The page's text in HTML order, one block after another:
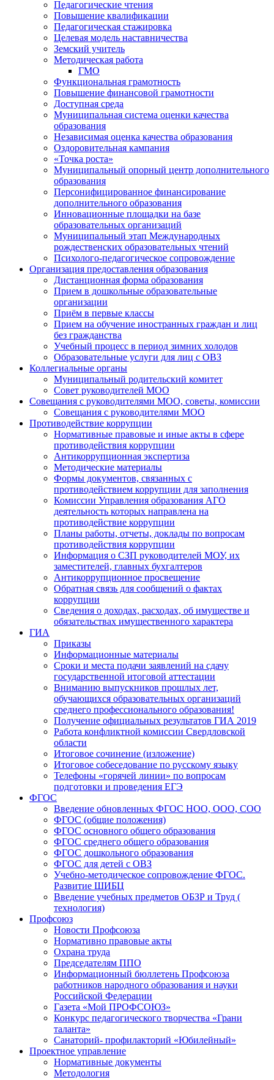
Педагогические чтения
Повышение квалификации
Педагогическая стажировка
Целевая модель наставничества
Земский учитель
Методическая работа
ГМО
Функциональная грамотность
Повышение финансовой грамотности
Доступная среда
Муниципальная система оценки качества
образования
Независимая оценка качества образования
Оздоровительная кампания
«Точка роста»
Муниципальный опорный центр дополнительного
образования
Персонифицированное финансирование
дополнительного образования
Инновационные площадки на базе
образовательных организаций
Муниципальный этап Международных
рождественских образовательных чтений
Психолого-педагогическое сопровождение
Организация предоставления образования
Дистанционная форма образования
Прием в дошкольные образовательные
организации
Приём в первые классы
Прием на обучение иностранных граждан и лиц
без гражданства
Учебный процесс в период зимних холодов
Образовательные услуги для лиц с ОВЗ
Коллегиальные органы
Муниципальный родительский комитет
Совет руководителей МОО
Совещания с руководителями МОО, советы, комиссии
Совещания с руководителями МОО
Противодействие коррупции
Нормативные правовые и иные акты в сфере
противодействия коррупции
Антикоррупционная экспертиза
Методические материалы
Формы документов, связанных с
противодействием коррупции для заполнения
Комиссии Управления образования АГО
деятельность которых направлена на
противодействие коррупции
Планы работы, отчеты, доклады по вопросам
противодействия коррупции
Информация о СЗП руководителей МОУ, их
заместителей, главных бухгалтеров
Антикоррупционное просвещение
Обратная связь для сообщений о фактах
коррупции
Сведения о доходах, расходах, об имуществе и
обязательствах имущественного характера
ГИА
Приказы
Информационные материалы
Сроки и места подачи заявлений на сдачу
государственной итоговой аттестации
Вниманию выпускников прошлых лет,
обучающихся образовательных организаций
среднего профессионального образования!
Получение официальных результатов ГИА 2019
Работа конфликтной комиссии Свердловской
области
Итоговое сочинение (изложение)
Итоговое собеседование по русскому языку
Телефоны «горячей линии» по вопросам
подготовки и проведения ЕГЭ
ФГОС
Введение обновленных ФГОС НОО, ООО, СОО
ФГОС (общие положения)
ФГОС основного общего образования
ФГОС среднего общего образования
ФГОС дошкольного образования
ФГОС для детей с ОВЗ
Учебно-методическое сопровождение ФГОС.
Развитие ШИБЦ
Введение учебных предметов ОБЗР и Труд (
технология)
Профсоюз
Новости Профсоюза
Нормативно правовые акты
Охрана труда
Председателям ППО
Информационный бюллетень Профсоюза
работников народного образования и науки
Российской Федерации
Газета «Мой ПРОФСОЮЗ»
Конкурс педагогического творчества «Грани
таланта»
Санаторий- профилакторий «Юбилейный»
Проектное управление
Нормативные документы
Методология